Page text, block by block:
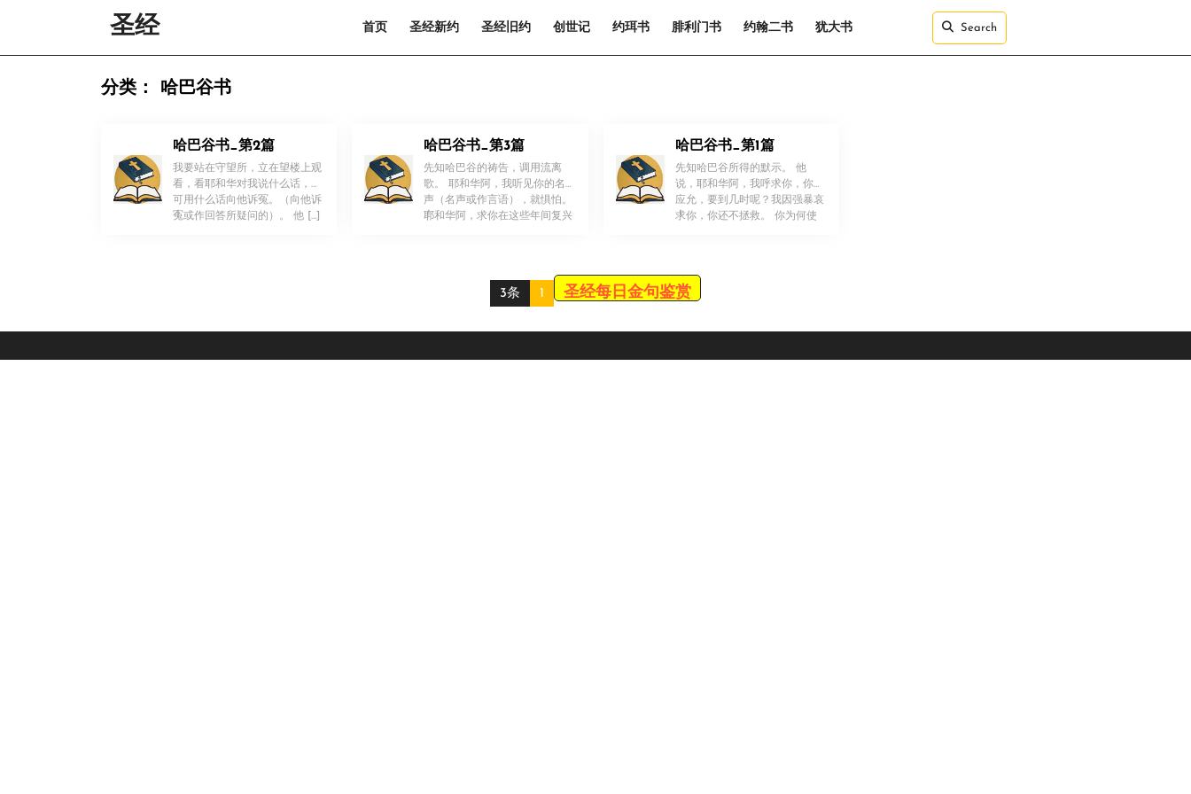
圣经 首页 圣经新约 圣经旧约 创世记 约珥书 腓利门书 约翰二书 犹大书 Search
分类： 哈巴谷书
哈巴谷书_第2篇
我要站在守望所，立在望楼上观
看，看耶和华对我说什么话，我
可用什么话向他诉冤。（向他诉
冤或作回答所疑问的）。 他 […]
！
哈巴谷书_第3篇
先知哈巴谷的祷告，调用流离
歌。 耶和华阿，我听见你的名
声（名声或作言语），就惧怕。
耶和华阿，求你在这些年间复兴
！
哈巴谷书_第1篇
先知哈巴谷所得的默示。 他
说，耶和华阿，我呼求你，你不
应允，要到几时呢？我因强暴哀
求你，你还不拯救。 你为何使
！
3条 1 圣经每日金句鉴赏